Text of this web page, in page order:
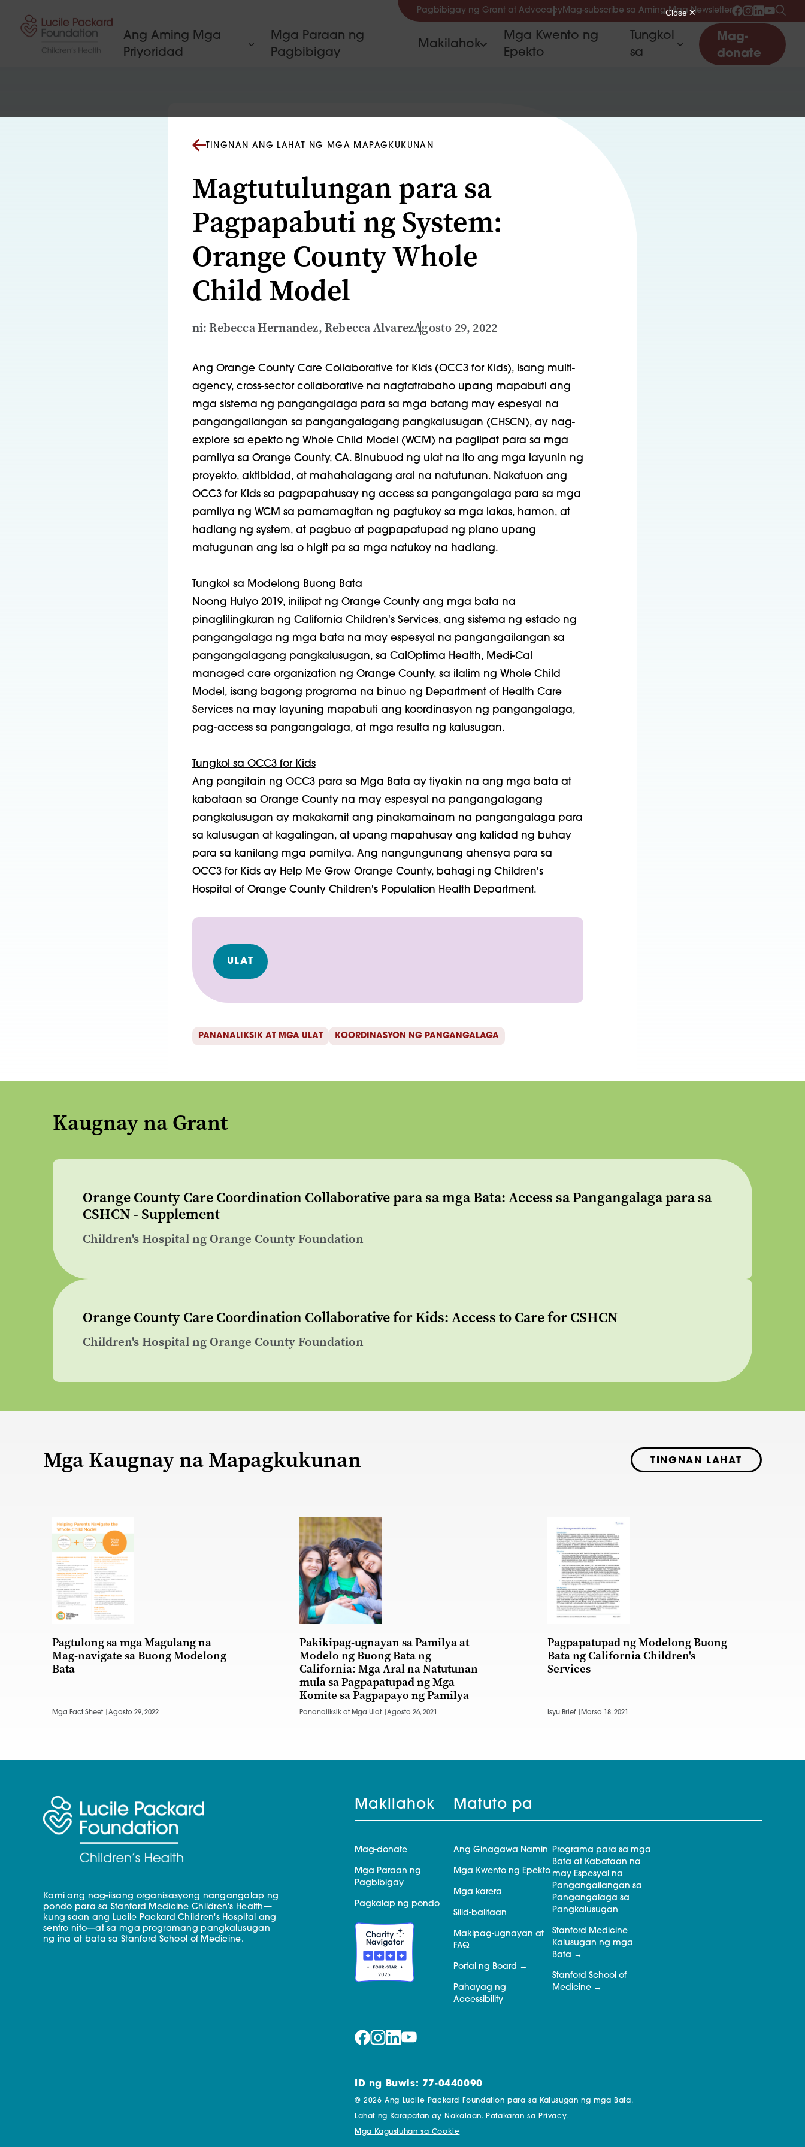
Pagbibigay ng Grant at AdvocacyMag-subscribe sa Aming Mga Newsletter
Ang Aming Mga
Priyoridad
Mga Paraan ng
Pagbibigay
Makilahok
Mga Kwento ng
Epekto
Tungkol
sa
Mag-
donate
TINGNAN ANG LAHAT NG MGA MAPAGKUKUNAN
Magtutulungan para sa
Pagpapabuti ng System:
Orange County Whole
Child Model
ni: Rebecca Hernandez, Rebecca AlvarezAgosto 29, 2022
Ang Orange County Care Collaborative for Kids (OCC3 for Kids), isang multi-
agency, cross-sector collaborative na nagtatrabaho upang mapabuti ang
mga sistema ng pangangalaga para sa mga batang may espesyal na
pangangailangan sa pangangalagang pangkalusugan (CHSCN), ay nag-
explore sa epekto ng Whole Child Model (WCM) na paglipat para sa mga
pamilya sa Orange County, CA. Binubuod ng ulat na ito ang mga layunin ng
proyekto, aktibidad, at mahahalagang aral na natutunan. Nakatuon ang
OCC3 for Kids sa pagpapahusay ng access sa pangangalaga para sa mga
pamilya ng WCM sa pamamagitan ng pagtukoy sa mga lakas, hamon, at
hadlang ng system, at pagbuo at pagpapatupad ng plano upang
matugunan ang isa o higit pa sa mga natukoy na hadlang.
Tungkol sa Modelong Buong Bata
Noong Hulyo 2019, inilipat ng Orange County ang mga bata na
pinaglilingkuran ng California Children's Services, ang sistema ng estado ng
pangangalaga ng mga bata na may espesyal na pangangailangan sa
pangangalagang pangkalusugan, sa CalOptima Health, Medi-Cal
managed care organization ng Orange County, sa ilalim ng Whole Child
Model, isang bagong programa na binuo ng Department of Health Care
Services na may layuning mapabuti ang koordinasyon ng pangangalaga,
pag-access sa pangangalaga, at mga resulta ng kalusugan.
Tungkol sa OCC3 for Kids
Ang pangitain ng OCC3 para sa Mga Bata ay tiyakin na ang mga bata at
kabataan sa Orange County na may espesyal na pangangalagang
pangkalusugan ay makakamit ang pinakamainam na pangangalaga para
sa kalusugan at kagalingan, at upang mapahusay ang kalidad ng buhay
para sa kanilang mga pamilya. Ang nangungunang ahensya para sa
OCC3 for Kids ay Help Me Grow Orange County, bahagi ng Children's
Hospital of Orange County Children's Population Health Department.
ULAT
PANANALIKSIK AT MGA ULAT KOORDINASYON NG PANGANGALAGA
Kaugnay na Grant
Orange County Care Coordination Collaborative para sa mga Bata: Access sa Pangangalaga para sa
CSHCN - Supplement
Children's Hospital ng Orange County Foundation
Orange County Care Coordination Collaborative for Kids: Access to Care for CSHCN
Children's Hospital ng Orange County Foundation
Mga Kaugnay na Mapagkukunan TINGNAN LAHAT
Pagtulong sa mga Magulang na
Mag-navigate sa Buong Modelong
Bata
Mga Fact Sheet | Agosto 29, 2022
Pakikipag-ugnayan sa Pamilya at
Modelo ng Buong Bata ng
California: Mga Aral na Natutunan
mula sa Pagpapatupad ng Mga
Komite sa Pagpapayo ng Pamilya
Pananaliksik at Mga Ulat |Agosto 26, 2021
Pagpapatupad ng Modelong Buong
Bata ng California Children's
Services
Isyu Brief | Marso 18, 2021
Kami ang nag-iisang organisasyong nangangalap ng
pondo para sa Stanford Medicine Children's Health—
kung saan ang Lucile Packard Children's Hospital ang
sentro nito—at sa mga programang pangkalusugan
ng ina at bata sa Stanford School of Medicine.
Makilahok
Mag-donate
Mga Paraan ng
Pagbibigay
Pagkalap ng pondo
Matuto pa
Ang Ginagawa Namin
Mga Kwento ng Epekto
Mga karera
Silid-balitaan
Makipag-ugnayan at
FAQ
Portal ng Board
Pahayag ng
Accessibility
Programa para sa mga
Bata at Kabataan na
may Espesyal na
Pangangailangan sa
Pangangalaga sa
Pangkalusugan
Stanford Medicine
Kalusugan ng mga
Bata
Stanford School of
Medicine
ID ng Buwis: 77-0440090
© 2026 Ang Lucile Packard Foundation para sa Kalusugan ng mga Bata.
Lahat ng Karapatan ay Nakalaan. Patakaran sa Privacy.
Mga Kagustuhan sa Cookie